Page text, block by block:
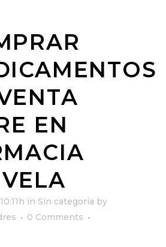
EN
in Sin categoría by
0 Comments